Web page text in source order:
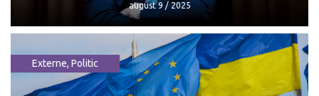
august 9 / 2025
Întâlnirea Trump - Putin: Unde și când
Externe, Politic